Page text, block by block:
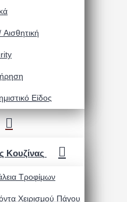
Είδος
Κουζίνας
Τροφίμων
Χειρισμού Πάγου